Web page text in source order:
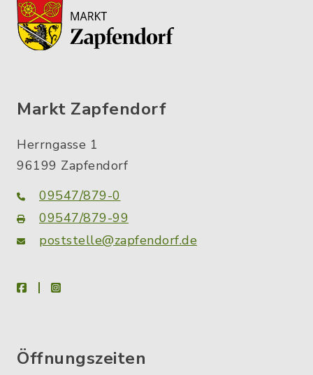
Markt Zapfendorf
Herrngasse 1
96199 Zapfendorf
09547/879-0
09547/879-99
poststelle@zapfendorf.de
facebookinstagram
Öffnungszeiten